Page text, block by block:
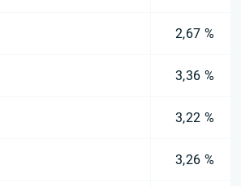
2,67 %
3,36 %
3,22 %
3,26 %